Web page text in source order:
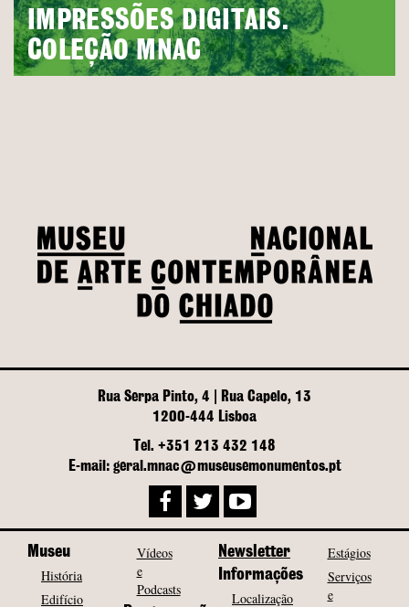
IMPRESSÕES DIGITAIS.
COLEÇÃO MNAC
Rua Serpa Pinto, 4 | Rua Capelo, 13
1200-444 Lisboa
Tel. +351 213 432 148
E-mail: geral.mnac@museusemonumentos.pt
Museu
História
Edifício
Vídeos
e
Podcasts
Newsletter
Informações
Localização
Estágios
Serviços
e